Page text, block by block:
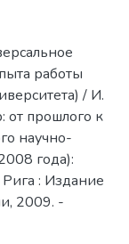
работы
/ И.
от прошлого к
научно-
года):
: Издание
2009. -